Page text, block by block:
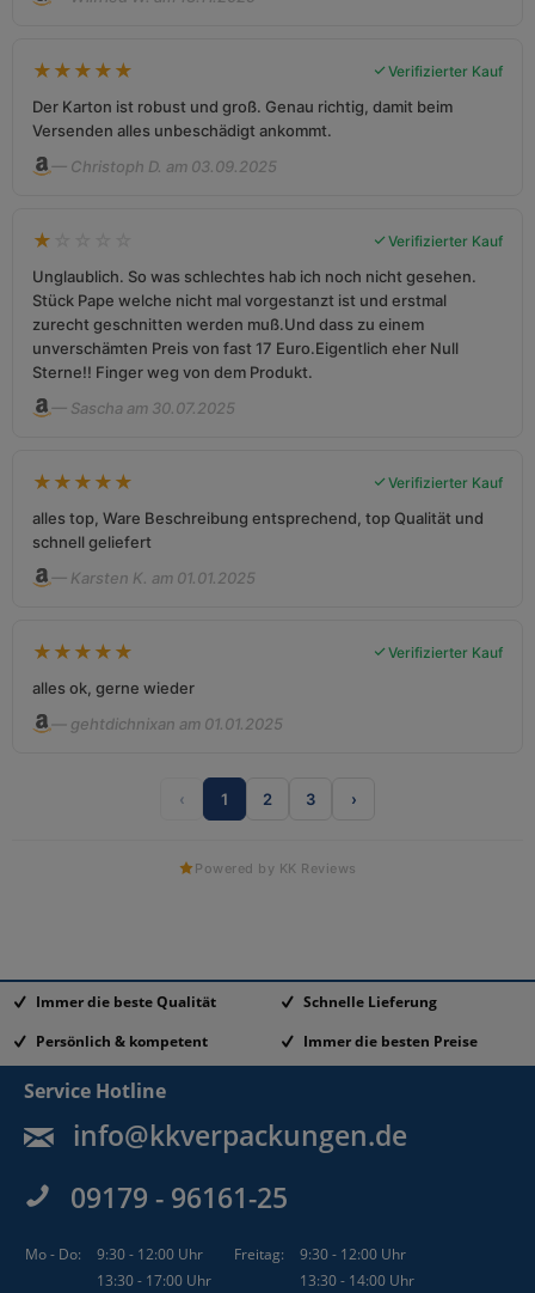
★ ★ ★ ★ ★ Verifizierter Kauf
Der Karton ist robust und groß. Genau richtig, damit beim
Versenden alles unbeschädigt ankommt.
— Christoph D. am 03.09.2025
★ Verifizierter Kauf
Unglaublich. So was schlechtes hab ich noch nicht gesehen.
Stück Pape welche nicht mal vorgestanzt ist und erstmal
zurecht geschnitten werden muß.Und dass zu einem
unverschämten Preis von fast 17 Euro.Eigentlich eher Null
Sterne!! Finger weg von dem Produkt.
— Sascha am 30.07.2025
★ ★ ★ ★ ★ Verifizierter Kauf
alles top, Ware Beschreibung entsprechend, top Qualität und
schnell geliefert
— Karsten K. am 01.01.2025
★ ★ ★ ★ ★ Verifizierter Kauf
alles ok, gerne wieder
— gehtdichnixan am 01.01.2025
‹ 1 2 3 ›
Powered by KK Reviews
Immer die beste Qualität
Schnelle Lieferung
Persönlich & kompetent
Immer die besten Preise
Service Hotline
info@kkverpackungen.de
09179 - 96161-25
Mo - Do: 9:30 - 12:00 Uhr Freitag:
9:30 - 12:00 Uhr
13:30 - 17:00 Uhr
13:30 - 14:00 Uhr